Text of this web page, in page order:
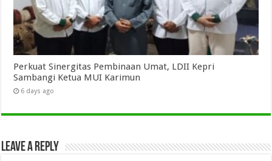
Perkuat Sinergitas Pembinaan Umat, LDII Kepri
Sambangi Ketua MUI Karimun
6 days ago
Leave a Reply